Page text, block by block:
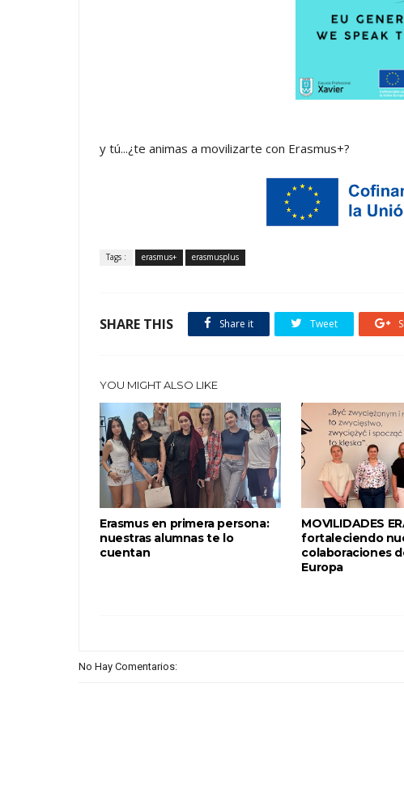
y tú...¿te animas a movilizarte con Erasmus+?
Tags : erasmus+ erasmusplus
SHARE THIS Share it Tweet
YOU MIGHT ALSO LIKE
Erasmus en primera persona:
nuestras alumnas te lo
cuentan
MOVILIDADES
fortaleciendo
colaboraciones
Europa
No Hay Comentarios: